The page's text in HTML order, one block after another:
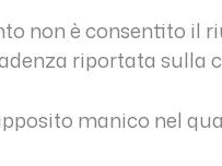
non è consentito il
riportata sulla
manico nel